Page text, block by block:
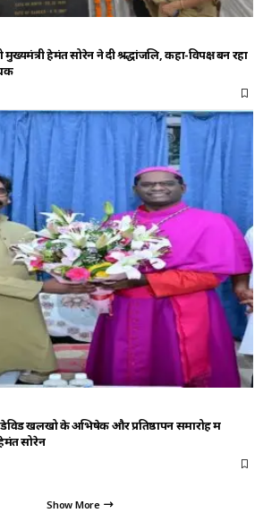
हेमंत सोरेन ने दी श्रद्धांजलि, कहा-विपक्ष बन रहा
खलखो के अभिषेक और प्रतिष्ठापन समारोह में
सोरेन
Show More